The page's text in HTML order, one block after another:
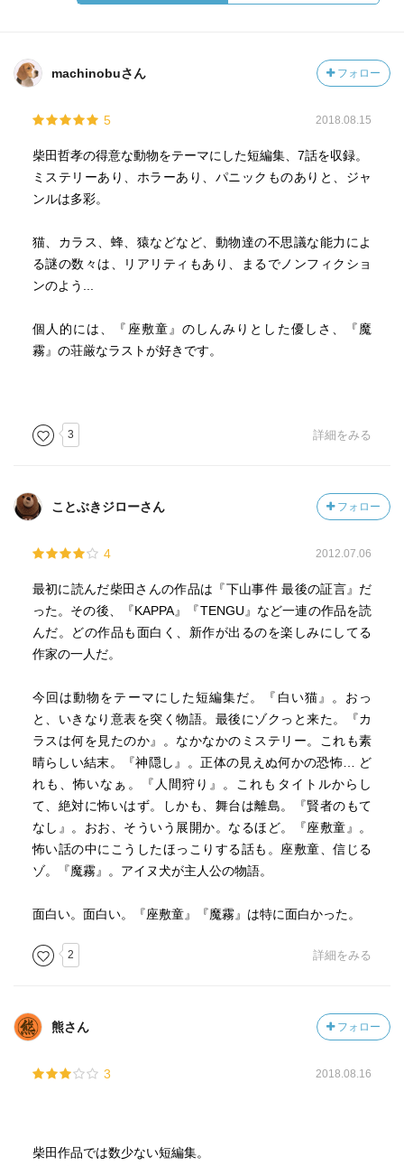
machinobuさん フォロー
5 2018.08.15
柴田哲孝の得意な動物をテーマにした短編集、7話を収録。
ミステリーあり、ホラーあり、パニックものありと、ジャ
ンルは多彩。
猫、カラス、蜂、猿などなど、動物達の不思議な能力によ
る謎の数々は、リアリティもあり、まるでノンフィクショ
ンのよう...
個人的には、『座敷童』のしんみりとした優しさ、『魔
霧』の荘厳なラストが好きです。
3 詳細をみる
ことぶきジローさん フォロー
4 2012.07.06
最初に読んだ柴田さんの作品は『下山事件 最後の証言』だ
った。その後、『KAPPA』『TENGU』など一連の作品を読
んだ。どの作品も面白く、新作が出るのを楽しみにしてる
作家の一人だ。
今回は動物をテーマにした短編集だ。『白い猫』。おっ
と、いきなり意表を突く物語。最後にゾクっと来た。『カ
ラスは何を見たのか』。なかなかのミステリー。これも素
晴らしい結末。『神隠し』。正体の見えぬ何かの恐怖… ど
れも、怖いなぁ。『人間狩り』。これもタイトルからし
て、絶対に怖いはず。しかも、舞台は離島。『賢者のもて
なし』。おお、そういう展開か。なるほど。『座敷童』。
怖い話の中にこうしたほっこりする話も。座敷童、信じる
ゾ。『魔霧』。アイヌ犬が主人公の物語。
面白い。面白い。『座敷童』『魔霧』は特に面白かった。
2 詳細をみる
熊さん フォロー
3 2018.08.16
柴田作品では数少ない短編集。